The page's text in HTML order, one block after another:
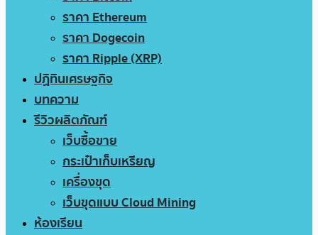
ราคา Ethereum
ราคา Dogecoin
ราคา Ripple (XRP)
ปฏิทินเศรษฐกิจ
บทความ
รีวิวผลิตภัณฑ์
เว็บซื้อขาย
กระเป๋าเก็บเหรียญ
เครื่องขุด
เว็บขุดแบบ Cloud Mining
ห้องเรียน